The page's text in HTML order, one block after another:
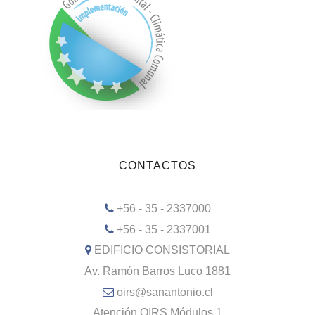
CONTACTOS
+56 - 35 - 2337000
+56 - 35 - 2337001
EDIFICIO CONSISTORIAL
Av. Ramón Barros Luco 1881
oirs@sanantonio.cl